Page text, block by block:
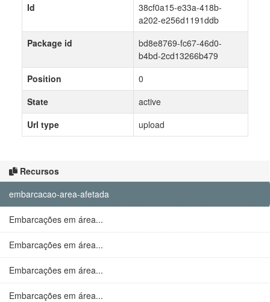
Recursos
embarcacao-area-afetada
Embarcações em área...
Embarcações em área...
Embarcações em área...
Embarcações em área...
Id
38cf0a15-e33a-418b-
a202-e256d1191ddb
Package id
bd8e8769-fc67-46d0-
b4bd-2cd13266b479
Position
0
State
active
Url type
upload